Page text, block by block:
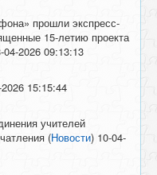
прошли экспресс-
15-летию проекта
04-2026 09:13:13
15:15:44
учителей
(Новости) 10-04-